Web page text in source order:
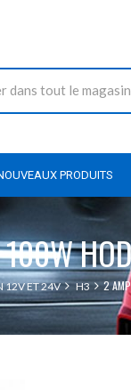
PRODUITS
12V ET 24V H3 2